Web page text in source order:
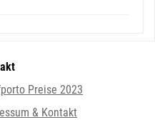
Preise 2023
& Kontakt